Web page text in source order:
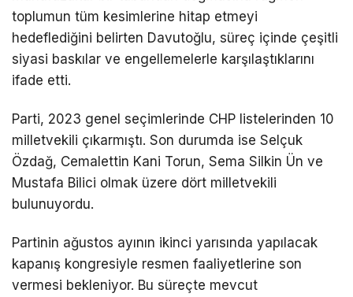
toplumun tüm kesimlerine hitap etmeyi
hedeflediğini belirten Davutoğlu, süreç içinde çeşitli
siyasi baskılar ve engellemelerle karşılaştıklarını
ifade etti.
Parti, 2023 genel seçimlerinde CHP listelerinden 10
milletvekili çıkarmıştı. Son durumda ise Selçuk
Özdağ, Cemalettin Kani Torun, Sema Silkin Ün ve
Mustafa Bilici olmak üzere dört milletvekili
bulunuyordu.
Partinin ağustos ayının ikinci yarısında yapılacak
kapanış kongresiyle resmen faaliyetlerine son
vermesi bekleniyor. Bu süreçte mevcut